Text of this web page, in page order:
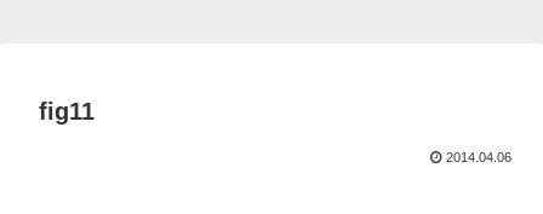
fig11
2014.04.06